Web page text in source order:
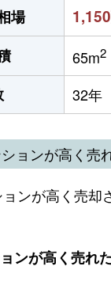
場
65m2
32年
ョンが高く売
ンが高く売却
ンが高く売れ